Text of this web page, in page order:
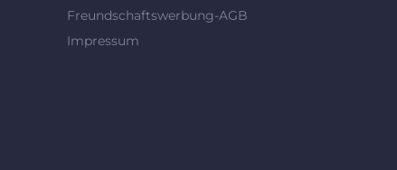
Freundschaftswerbung-AGB
Impressum